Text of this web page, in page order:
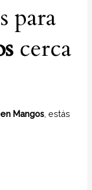
para
cerca
Mangos , estás